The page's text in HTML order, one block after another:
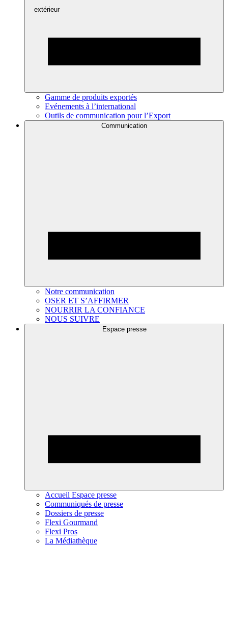
extérieur
Gamme de produits exportés
Evénements à l’international
Outils de communication pour l’Export
Communication
Notre communication
OSER ET S’AFFIRMER
NOURRIR LA CONFIANCE
NOUS SUIVRE
Espace presse
Accueil Espace presse
Communiqués de presse
Dossiers de presse
Flexi Gourmand
Flexi Pros
La Médiathèque